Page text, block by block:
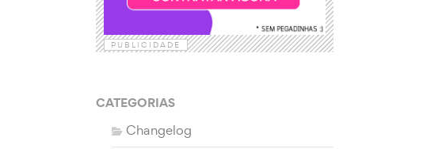
PUBLICIDADE
CATEGORIAS
Changelog